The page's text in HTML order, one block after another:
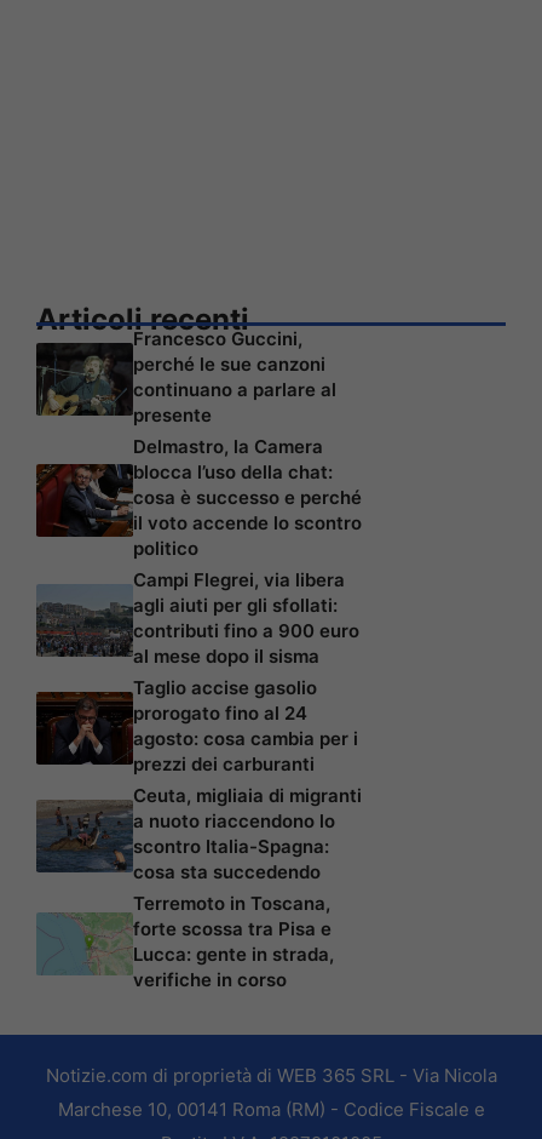
Articoli recenti
Francesco Guccini,
perché le sue canzoni
continuano a parlare al
presente
Delmastro, la Camera
blocca l’uso della chat:
cosa è successo e perché
il voto accende lo scontro
politico
Campi Flegrei, via libera
agli aiuti per gli sfollati:
contributi fino a 900 euro
al mese dopo il sisma
Taglio accise gasolio
prorogato fino al 24
agosto: cosa cambia per i
prezzi dei carburanti
Ceuta, migliaia di migranti
a nuoto riaccendono lo
scontro Italia-Spagna:
cosa sta succedendo
Terremoto in Toscana,
forte scossa tra Pisa e
Lucca: gente in strada,
verifiche in corso
Notizie.com di proprietà di WEB 365 SRL - Via Nicola
Marchese 10, 00141 Roma (RM) - Codice Fiscale e